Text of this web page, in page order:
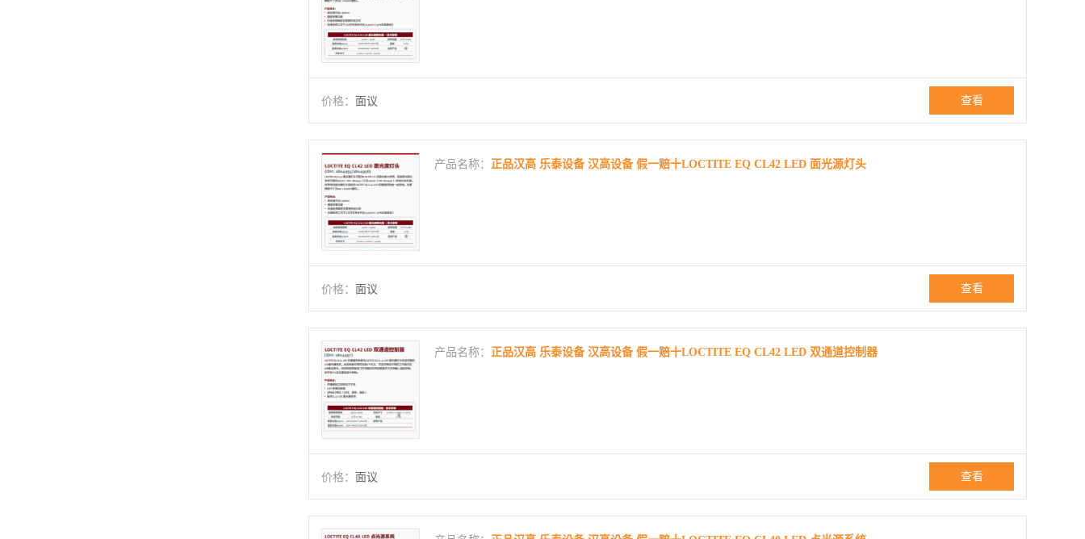
价格： 面议 查看
产品名称： 正品汉高 乐泰设备 汉高设备 假一赔十LOCTITE EQ CL42 LED 面光源灯头
价格： 面议 查看
产品名称： 正品汉高 乐泰设备 汉高设备 假一赔十LOCTITE EQ CL42 LED 双通道控制器
价格： 面议 查看